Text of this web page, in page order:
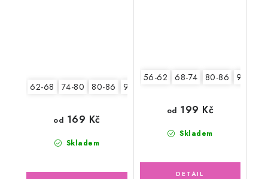
62-68 74-80 80-86 92-98
Skladem
od 169 Kč
56-62 68-74 80-86 92-98
Skladem
od 199 Kč